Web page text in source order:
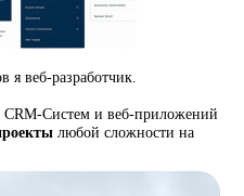
веб-разработчик.
, CRM-Систем и веб-приложений
любой сложности на